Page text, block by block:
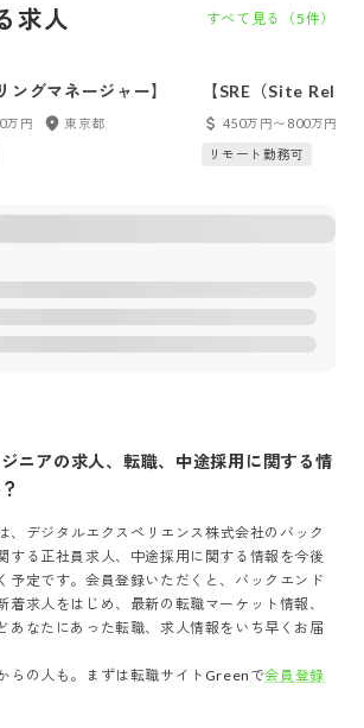
求人 すべて見る（5件）
ングマネージャー】
万円
東京都
【SRE（Site
Engineer）】
450万円〜800万円
リモート勤務可
ニアの求人、転職、中途採用に関する情
デジタルエクスペリエンス株式会社の バック
する正社員求人、中途採用に関する情報を今後
予定です。会員登録いただくと、 バックエンド
着求人をはじめ、最新の転職マーケット情報、
あなたにあった転職、求人情報をいち早くお届
らの人も。まずは転職サイトGreenで会員登録